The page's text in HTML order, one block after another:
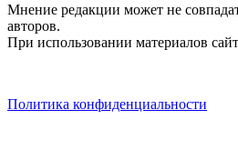
Мнение редакции может не
авторов.
При использовании материалов
Политика конфиденциальности